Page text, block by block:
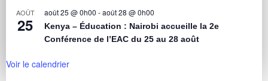
AOÛT
25
août 25 @ 0h00 -août 28 @ 0h00
Kenya – Éducation : Nairobi accueille la 2e
Conférence de l’EAC du 25 au 28 août
Voir le calendrier